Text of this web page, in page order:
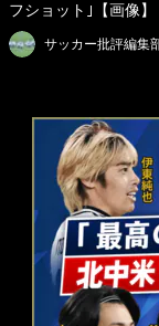
フショット｣【画像】
サッカー批評編集